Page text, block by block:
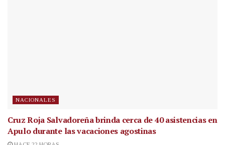
NACIONALES
Cruz Roja Salvadoreña brinda cerca de 40 asistencias en
Apulo durante las vacaciones agostinas